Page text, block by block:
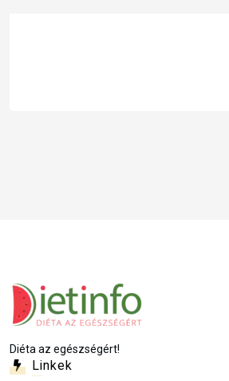
Diéta az egészségért!
Linkek